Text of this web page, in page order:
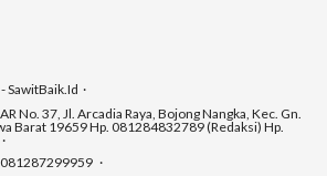
SawitBaik.id
No. 37, Jl. Arcadia Raya, Bojong Nangka, Kec. Gn.
Barat 19659 Hp. 081284832789 (Redaksi) Hp.